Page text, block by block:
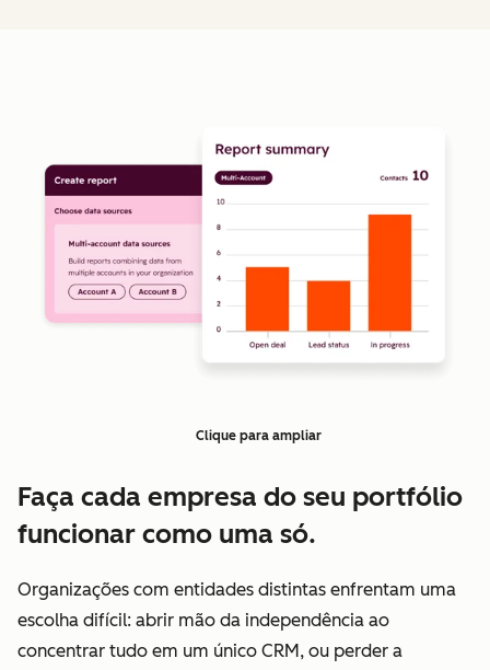
Clique para ampliar
Faça cada empresa do seu portfólio
funcionar como uma só.
Organizações com entidades distintas enfrentam uma
escolha difícil: abrir mão da independência ao
concentrar tudo em um único CRM, ou perder a